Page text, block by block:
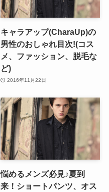
キャラアップ(CharaUp)の
男性のおしゃれ目次!(コス
メ、ファッション、脱毛な
ど)
2016年11月22日
悩めるメンズ必見♪夏到
来！ショートパンツ、オス